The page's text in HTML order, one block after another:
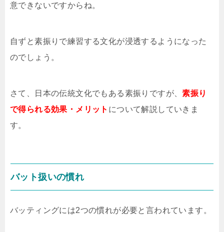
意できないですからね。
自ずと素振りで練習する文化が浸透するようになった
のでしょう。
さて、日本の伝統文化でもある素振りですが、素振り
で得られる効果・メリット について解説していきま
す。
バット扱いの慣れ
バッティングには2つの慣れが必要と言われています。